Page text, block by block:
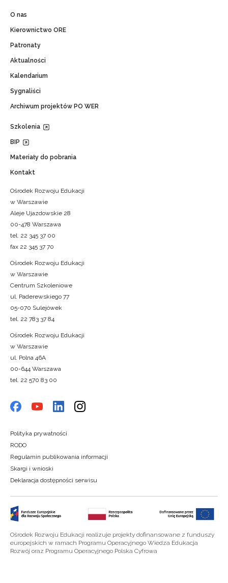
O nas
Kierownictwo ORE
Patronaty
Aktualności
Kalendarium
Sygnaliści
Archiwum projektów PO WER
Szkolenia
BIP
Materiały do pobrania
Kontakt
Ośrodek Rozwoju Edukacji
w Warszawie
Aleje Ujazdowskie 28
00-478 Warszawa
tel. 22 345 37 00
fax 22 345 37 70
Ośrodek Rozwoju Edukacji
w Warszawie
Centrum Szkoleniowe
ul. Paderewskiego 77
05-070 Sulejówek
tel. 22 783 37 84
Ośrodek Rozwoju Edukacji
w Warszawie
ul. Polna 46A
00-644 Warszawa
tel. 22 570 83 00
Polityka prywatności
RODO
Regulamin publikowania informacji
Skargi i wnioski
Deklaracja dostępności serwisu
Ośrodek Rozwoju Edukacji realizuje projekty dofinansowane z funduszy
europejskich w ramach Programu Operacyjnego Wiedza Edukacja
Rozwój oraz Programu Operacyjnego Polska Cyfrowa